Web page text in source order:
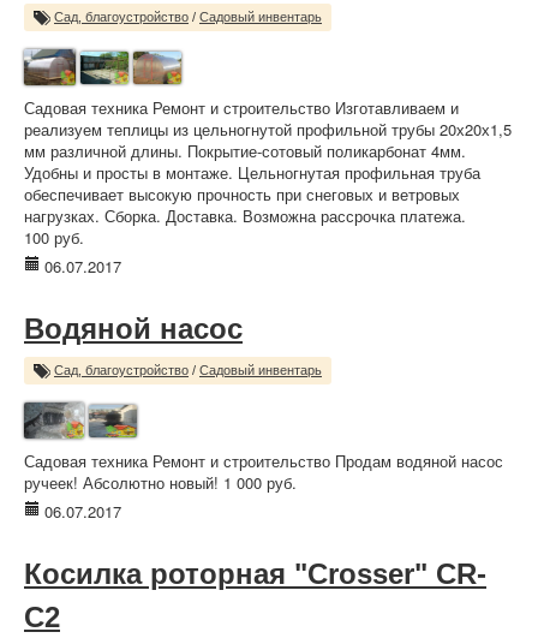
Сад, благоустройство / Садовый инвентарь
Садовая техника Ремонт и строительство Изготавливаем и
реализуем теплицы из цельногнутой профильной трубы 20х20х1,5
мм различной длины. Покрытие-сотовый поликарбонат 4мм.
Удобны и просты в монтаже. Цельногнутая профильная труба
обеспечивает высокую прочность при снеговых и ветровых
нагрузках. Сборка. Доставка. Возможна рассрочка платежа.
100 руб.
06.07.2017
Водяной насос
Сад, благоустройство / Садовый инвентарь
Садовая техника Ремонт и строительство Продам водяной насос
ручеек! Абсолютно новый! 1 000 руб.
06.07.2017
Косилка роторная "Crosser" CR-
C2